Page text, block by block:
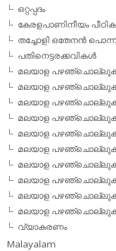
ഒറ്റപ്പദം
കേരളപാണിനീയം
തച്ചോളി ഒതേനൻ
പതിനെട്ടരക്കവികള്‍
മലയാള
മലയാള
മലയാള
മലയാള
മലയാള
മലയാള
മലയാള
മലയാള
മലയാള
മലയാള
വ്യാകരണം
Malayalam